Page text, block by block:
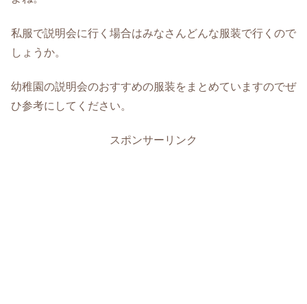
私服で説明会に行く場合はみなさんどんな服装で行くので
しょうか。
幼稚園の説明会のおすすめの服装をまとめていますのでぜ
ひ参考にしてください。
スポンサーリンク